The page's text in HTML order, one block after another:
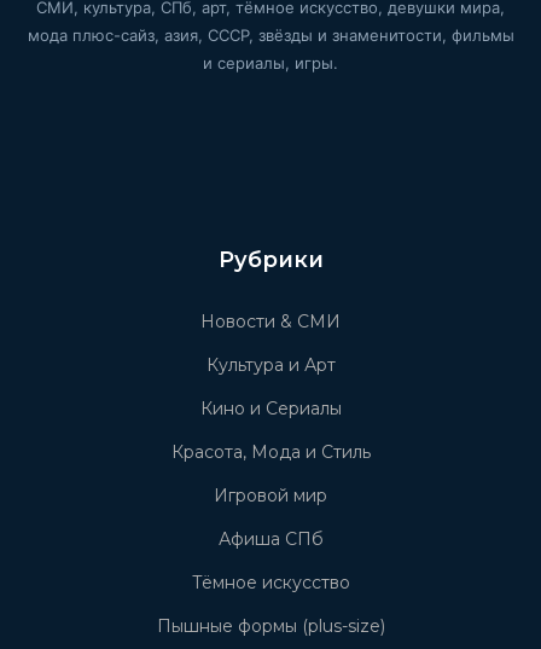
СМИ, культура, СПб, арт, тёмное искусство, девушки мира,
мода плюс-сайз, азия, СССР, звёзды и знаменитости, фильмы
и сериалы, игры.
Рубрики
Новости & СМИ
Культура и Арт
Кино и Сериалы
Красота, Мода и Стиль
Игровой мир
Афиша СПб
Тёмное искусство
Пышные формы (plus-size)